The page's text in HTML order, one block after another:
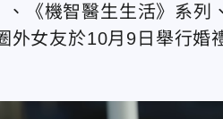
《機智醫生生活》系列
外女友於10月9日舉行婚